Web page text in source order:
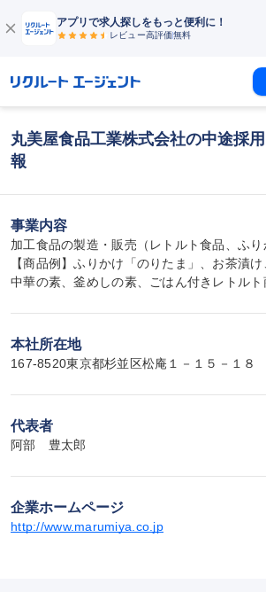
アプリで求人探しをもっと便利に！
レビュー高評価無料
丸美屋食品工業株式会社の中途採
報
事業内容
加工食品の製造・販売（レトルト食品、ふり
【商品例】ふりかけ「のりたま」、お茶漬け
中華の素、釜めしの素、ごはん付きレトルト
本社所在地
167-8520東京都杉並区松庵１－１５－１８
代表者
阿部　豊太郎
企業ホームページ
http://www.marumiya.co.jp